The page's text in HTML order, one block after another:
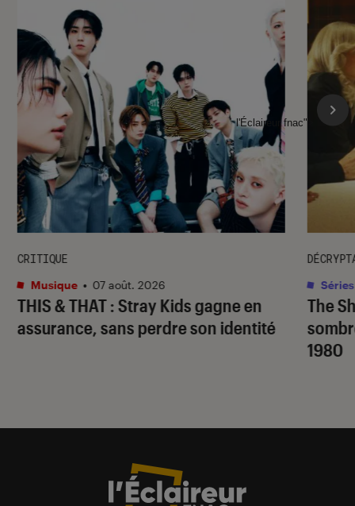
THIS & THAT: Stray Kids gagne en
assurance, sans perdre son identité
CRITIQUE
Musique • 07 août. 2026
The
1980
Séries
l'Éclaireur fnac">